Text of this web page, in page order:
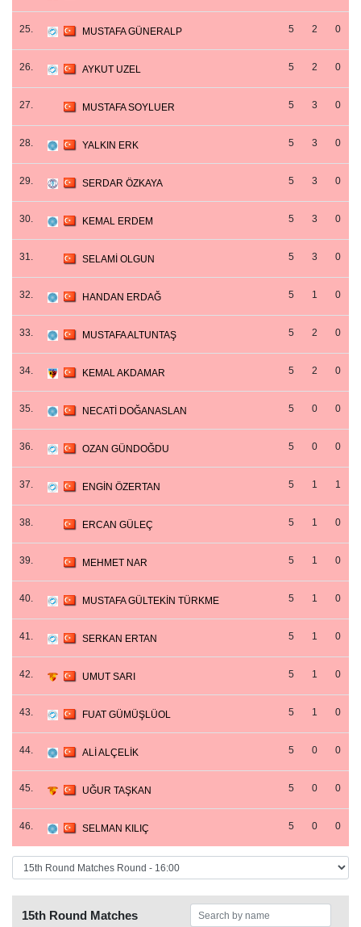
25. MUSTAFA GÜNERALP 5 2 0
26. AYKUT UZEL 5 2 0
27. MUSTAFA SOYLUER 5 3 0
28. YALKIN ERK 5 3 0
29. SERDAR ÖZKAYA 5 3 0
30. KEMAL ERDEM 5 3 0
31. SELAMİ OLGUN 5 3 0
32. HANDAN ERDAĞ 5 1 0
33. MUSTAFA ALTUNTAŞ 5 2 0
34. KEMAL AKDAMAR 5 2 0
35. NECATİ DOĞANASLAN 5 0 0
36. OZAN GÜNDOĞDU 5 0 0
37. ENGİN ÖZERTAN 5 1 1
38. ERCAN GÜLEÇ 5 1 0
39. MEHMET NAR 5 1 0
40. MUSTAFA GÜLTEKİN TÜRKME 5 1 0
41. SERKAN ERTAN 5 1 0
42. UMUT SARI 5 1 0
43. FUAT GÜMÜŞLÜOL 5 1 0
44. ALİ ALÇELİK 5 0 0
45. UĞUR TAŞKAN 5 0 0
46. SELMAN KILIÇ 5 0 0
15th Round Matches